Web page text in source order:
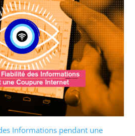
Informations pendant une